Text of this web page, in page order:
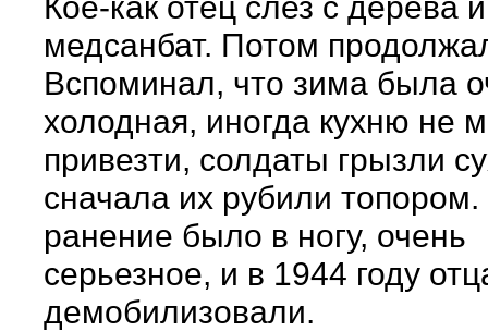
медсанбат. Потом
Вспоминал, что зима была
холодная, иногда кухню не
привезти, солдаты грызли
сначала их рубили
ранение было в ногу, очень
серьезное, и в 1944 году
демобилизовали.